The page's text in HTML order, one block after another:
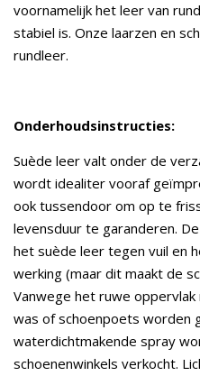
voornamelijk het leer van
stabiel is. Onze laarzen en
rundleer.
Onderhoudsinstructies:
Suède leer valt onder de
wordt idealiter vooraf
ook tussendoor om op te
levensduur te garanderen.
het suède leer tegen vuil en
werking (maar dit maakt de
Vanwege het ruwe
was of schoenpoets worden
waterdichtmakende spray
schoenenwinkels verkocht.